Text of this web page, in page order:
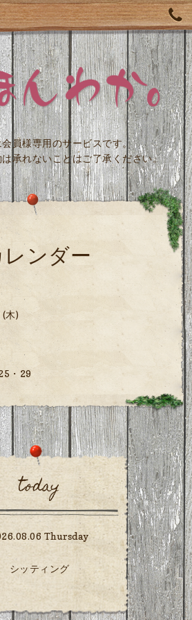
員様専用のサービスです。
承れないことはご了承ください。
ンダー
木)
・29
today
Thursday
シッティング